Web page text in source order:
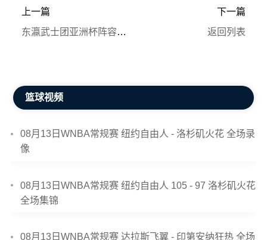
上一篇
东瀛武士团亚洲杯阵容揭晓：200cm新星随队待命 FIBA战力评估摘得榜眼
下一篇
返回列表
篮球视频
08月13日WNBA常规赛 纽约自由人 - 洛杉矶火花 全场录
像
08月13日WNBA常规赛 纽约自由人 105 - 97 洛杉矶火花
全场集锦
08月13日WNBA常规赛 达拉斯飞翼 - 印第安纳狂热 全场